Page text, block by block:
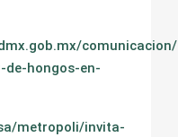
de-hongos-en-
metropoli/invita-